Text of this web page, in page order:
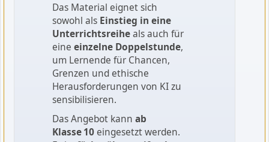
Das Material eignet sich
sowohl als Einstieg in eine
Unterrichtsreiheals auch für
eine einzelne Doppelstunde,
um Lernende für Chancen,
Grenzen und ethische
Herausforderungen von KI zu
sensibilisieren.
Das Angebot kann ab
Klasse 10eingesetzt werden.